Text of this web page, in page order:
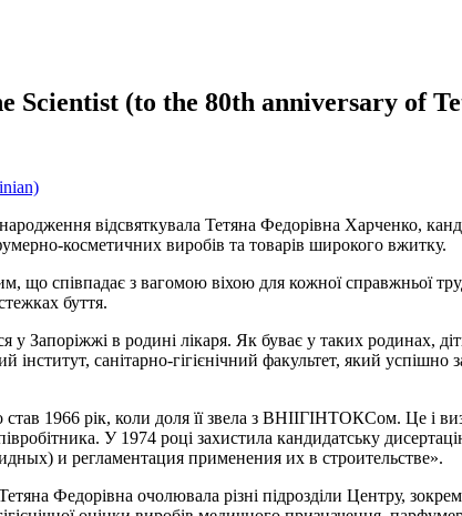
Scientist (to the 80th anniversary of
відсвяткувала Тетяна Федорівна Харченко,
косметичних виробів та товарів широкого вжитку.
співпадає з вагомою віхою для кожної справжньої
буття.
у Запоріжжі в родині лікаря. Як буває у таких родинах,
інститут, санітарно-гігієнічний факультет, який
1966 рік, коли доля її звела з ВНІІГІНТОКСом. Це і
У 1974 році захистила кандидатську
и регламентация применения их в строительстве».
Федорівна очолювала різні підрозділи Центру,